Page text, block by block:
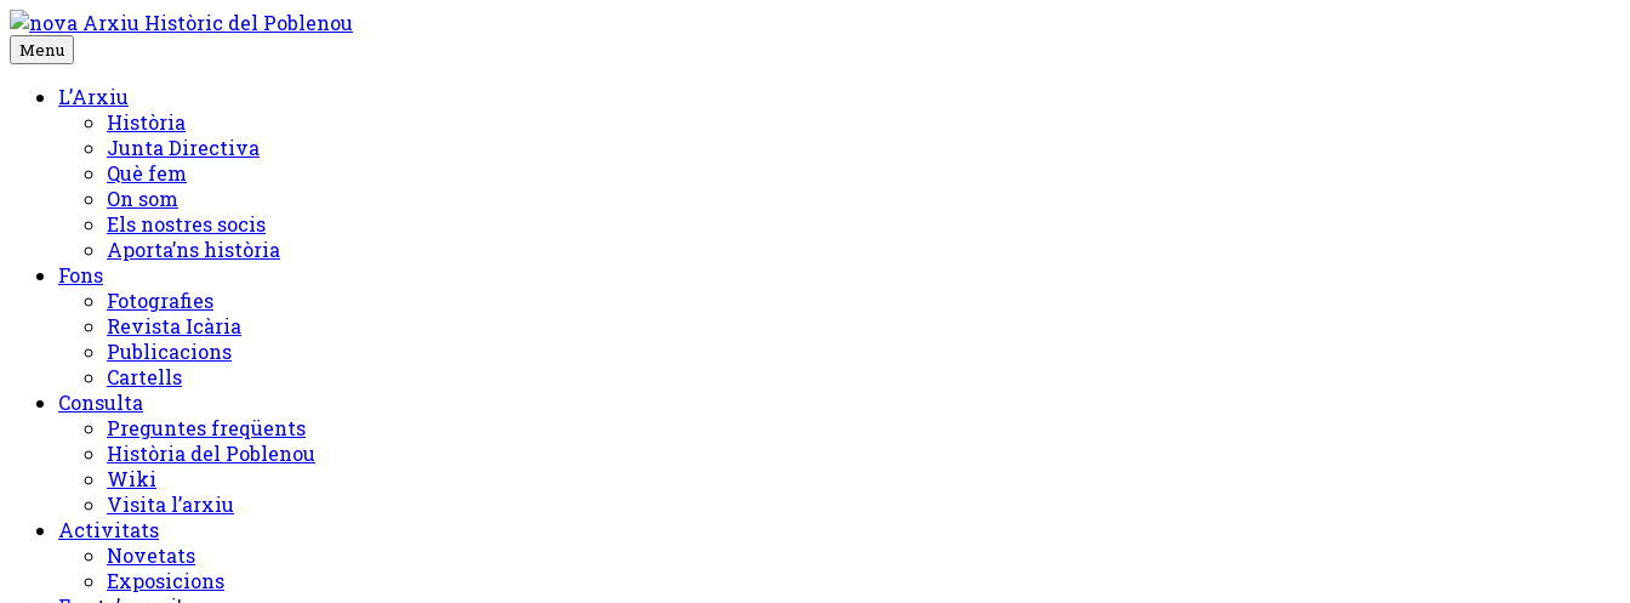
Skip
to
content
Menu
L’Arxiu
Història
Junta Directiva
Què fem
On som
Els nostres socis
Aporta’ns història
Fons
Fotografies
Revista Icària
Publicacions
Cartells
Consulta
Preguntes freqüents
Història del Poblenou
Wiki
Visita l’arxiu
Activitats
Novetats
Exposicions